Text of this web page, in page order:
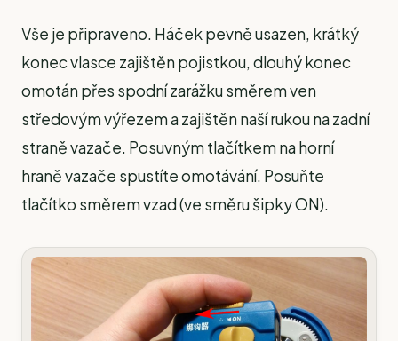
Vše je připraveno. Háček pevně usazen, krátký
konec vlasce zajištěn pojistkou, dlouhý konec
omotán přes spodní zarážku směrem ven
středovým výřezem a zajištěn naší rukou na zadní
straně vazače. Posuvným tlačítkem na horní
hraně vazače spustíte omotávání. Posuňte
tlačítko směrem vzad (ve směru šipky ON).